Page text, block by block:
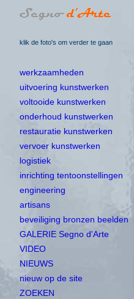
klik de foto's om verder te gaan
werkzaamheden
uitvoering kunstwerken
voltooide kunstwerken
onderhoud kunstwerken
restauratie kunstwerken
vervoer kunstwerken
logistiek
inrichting tentoonstellingen
engineering
artisans
beveiliging bronzen beelden
GALERIE Segno d'Arte
VIDEO
NIEUWS
nieuw op de site
ZOEKEN